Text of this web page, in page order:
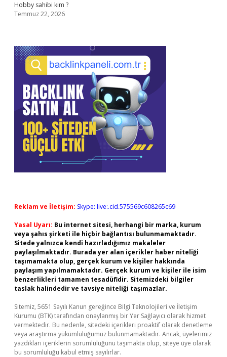
Hobby sahibi kim ?
Temmuz 22, 2026
Reklam ve İletişim: Skype: live:.cid.575569c608265c69
Yasal Uyarı: Bu internet sitesi, herhangi bir marka, kurum
veya şahıs şirketi ile hiçbir bağlantısı bulunmamaktadır.
Sitede yalnızca kendi hazırladığımız makaleler
paylaşılmaktadır. Burada yer alan içerikler haber niteliği
taşımamakta olup, gerçek kurum ve kişiler hakkında
paylaşım yapılmamaktadır. Gerçek kurum ve kişiler ile isim
benzerlikleri tamamen tesadüfidir. Sitemizdeki bilgiler
taslak halindedir ve tavsiye niteliği taşımazlar.
Sitemiz, 5651 Sayılı Kanun gereğince Bilgi Teknolojileri ve İletişim
Kurumu (BTK) tarafından onaylanmış bir Yer Sağlayıcı olarak hizmet
vermektedir. Bu nedenle, sitedeki içerikleri proaktif olarak denetleme
veya araştırma yükümlülüğümüz bulunmamaktadır. Ancak, üyelerimiz
yazdıkları içeriklerin sorumluluğunu taşımakta olup, siteye üye olarak
bu sorumluluğu kabul etmiş sayılırlar.